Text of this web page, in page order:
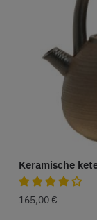
Keramische
165,00 €